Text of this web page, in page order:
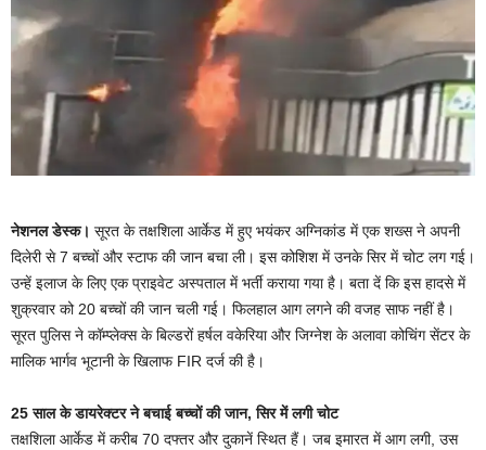
नेशनल डेस्क। सूरत के तक्षशिला आर्केड में हुए भयंकर अग्निकांड में एक शख्स ने अपनी
दिलेरी से 7 बच्चों और स्टाफ की जान बचा ली। इस कोशिश में उनके सिर में चोट लग गई।
उन्हें इलाज के लिए एक प्राइवेट अस्पताल में भर्ती कराया गया है। बता दें कि इस हादसे में
शुक्रवार को 20 बच्चों की जान चली गई। फिलहाल आग लगने की वजह साफ नहीं है।
सूरत पुलिस ने कॉम्प्लेक्स के बिल्डरों हर्षल वकेरिया और जिग्नेश के अलावा कोचिंग सेंटर के
मालिक भार्गव भूटानी के खिलाफ FIR दर्ज की है।
25 साल के डायरेक्टर ने बचाई बच्चों की जान, सिर में लगी चोट
तक्षशिला आर्केड में करीब 70 दफ्तर और दुकानें स्थित हैं। जब इमारत में आग लगी, उस